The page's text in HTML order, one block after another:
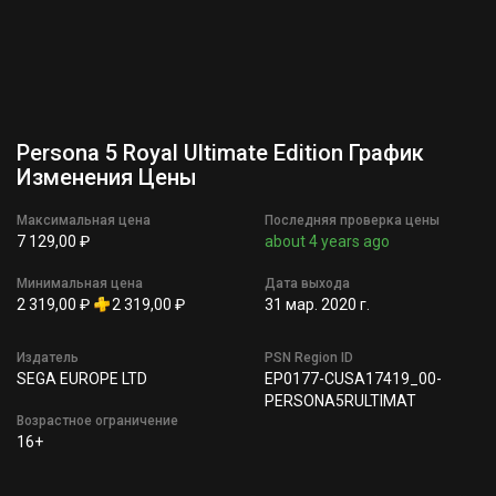
Persona 5 Royal Ultimate Edition График
Изменения Цены
Максимальная цена
7 129,00 ₽
Минимальная цена
2 319,00 ₽ 2 319,00 ₽
Последняя проверка цены
about 4 years ago
Дата выхода
31 мар. 2020 г.
Издатель
SEGA EUROPE LTD
Возрастное ограничение
16+
PSN Region ID
EP0177-CUSA17419_00-
PERSONA5RULTIMAT